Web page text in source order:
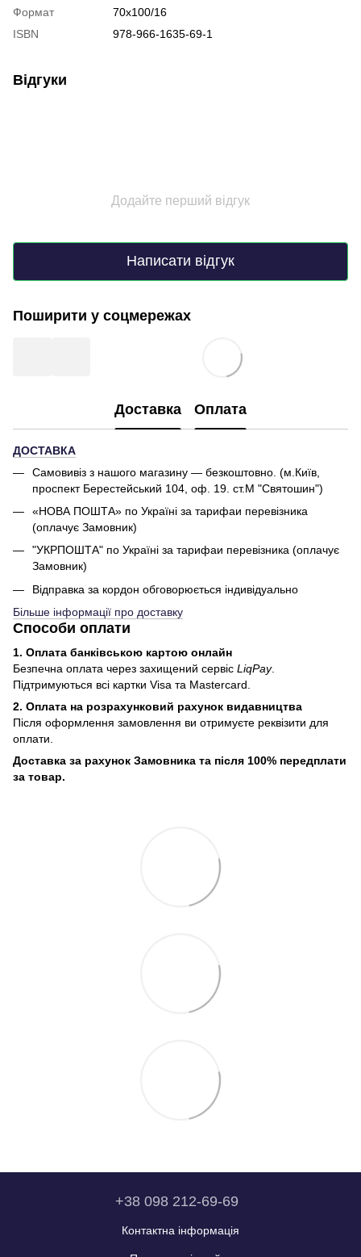
Формат
70х100/16
ISBN
978-966-1635-69-1
Відгуки
Додайте перший відгук
Написати відгук
Поширити у соцмережах
Доставка Оплата
ДОСТАВКА
Самовивіз з нашого магазину — безкоштовно. (м.Київ,
проспект Берестейський 104, оф. 19. ст.М "Святошин")
«НОВА ПОШТА» по Україні за тарифаи перевізника
(оплачує Замовник)
"УКРПОШТА" по Україні за тарифаи перевізника (оплачує
Замовник)
Відправка за кордон обговорюється індивідуально
Більше інформації про доставку
Способи оплати
1. Оплата банківською картою онлайн
Безпечна оплата через захищений сервіс LiqPay.
Підтримуються всі картки Visa та Mastercard.
2. Оплата на розрахунковий рахунок видавництва
Після оформлення замовлення ви отримуєте реквізити для
оплати.
Доставка за рахунок Замовника та після 100% передплати
за товар.
+38 098 212-69-69
Контактна інформація